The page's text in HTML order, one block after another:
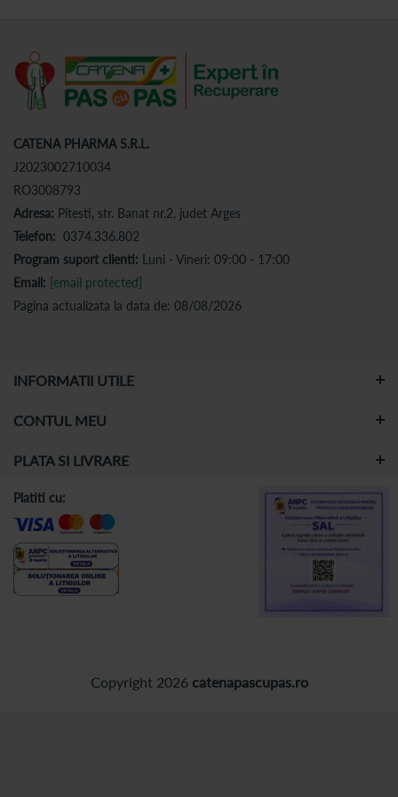
CATENA PHARMA S.R.L.
J2023002710034
RO3008793
Adresa: Pitesti, str. Banat nr.2, judet Arges
Telefon: 0374.336.802
Program suport clienti: Luni - Vineri: 09:00 - 17:00
Email: [email protected]
Pagina actualizata la data de: 08/08/2026
INFORMATII UTILE
CONTUL MEU
PLATA SI LIVRARE
Copyright 2026 catenapascupas.ro
Platiti cu: